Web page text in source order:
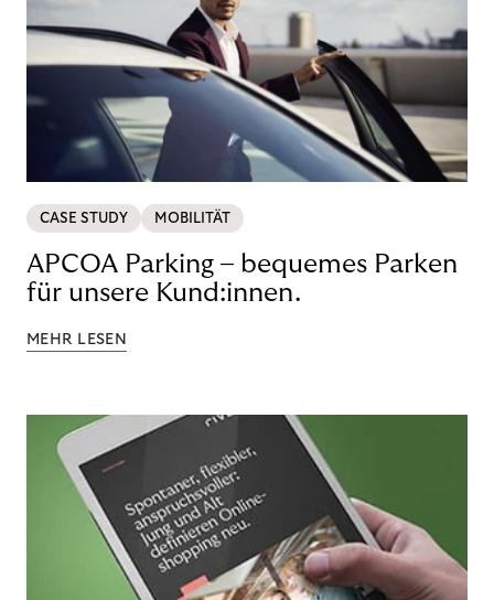
CASE STUDY MOBILITÄT
APCOA Parking – bequemes Parken
für unsere Kund:innen.
MEHR LESEN